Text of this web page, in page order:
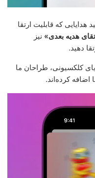
هدایایی که قابلیت ارتقا
هدیه بعدی» نیز
دهید.
کلکسیونی، طراحان ما
اضافه کرده‌اند.